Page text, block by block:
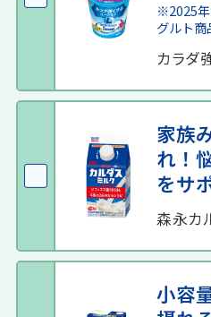
※2025
グルト商
カラダ
家族
れ！
をサ
森永カ
小容